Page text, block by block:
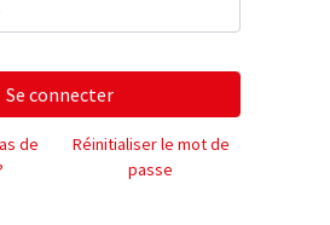
Se connecter
de
Réinitialiser le mot de
passe